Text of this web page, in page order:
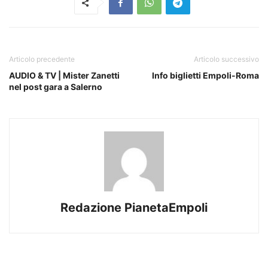
Articolo precedente
AUDIO & TV | Mister Zanetti
nel post gara a Salerno
Articolo successivo
Info biglietti Empoli-Roma
Redazione PianetaEmpoli